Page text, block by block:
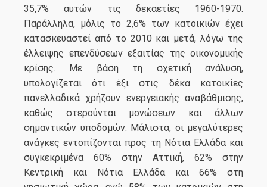
35,7% αυτών τις δεκαετίες 1960-1970.
Παράλληλα, μόλις το 2,6% των κατοικιών έχει
κατασκευαστεί από το 2010 και μετά, λόγω της
έλλειψης επενδύσεων εξαιτίας της οικονομικής
κρίσης. Με βάση τη σχετική ανάλυση,
υπολογίζεται ότι έξι στις δέκα κατοικίες
πανελλαδικά χρήζουν ενεργειακής αναβάθμισης,
καθώς στερούνται μονώσεων και άλλων
σημαντικών υποδομών. Μάλιστα, οι μεγαλύτερες
ανάγκες εντοπίζονται προς τη Νότια Ελλάδα και
συγκεκριμένα 60% στην Αττική, 62% στην
Κεντρική και Νότια Ελλάδα και 66% στη